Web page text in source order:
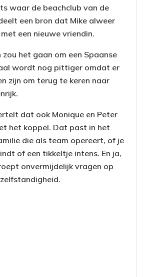
waar de beachclub van de
een bron dat Mike alweer
een nieuwe vriendin.
het gaan om een Spaanse
wordt nog pittiger omdat er
zijn om terug te keren naar
dat ook Monique en Peter
het koppel. Dat past in het
die als team opereert, of je
of een tikkeltje intens. En ja,
onvermijdelijk vragen op